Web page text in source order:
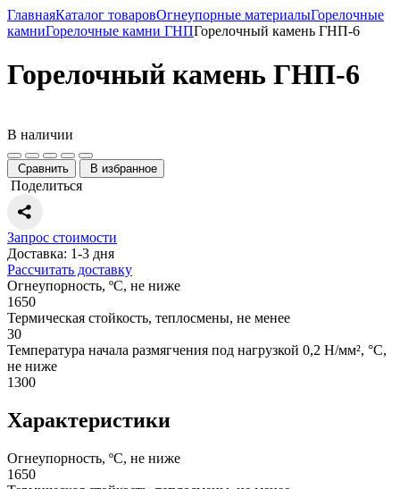
ГлавнаяКаталог товаровОгнеупорные материалыГорелочные
камниГорелочные камни ГНПГорелочный камень ГНП-6
Горелочный камень ГНП-6
В наличии
Сравнить В избранное
Поделиться
Запрос стоимости
Доставка: 1-3 дня
Рассчитать доставку
Огнеупорность, ºС, не ниже
1650
Термическая стойкость, теплосмены, не менее
30
Температура начала размягчения под нагрузкой 0,2 Н/мм², °С,
не ниже
1300
Характеристики
Огнеупорность, ºС, не ниже
1650